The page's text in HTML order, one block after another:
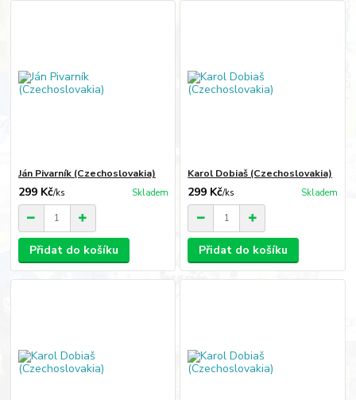
Ján Pivarník (Czechoslovakia)
299 Kč/ks Skladem
Přidat do košíku
Karol Dobiaš (Czechoslovakia)
299 Kč/ks Skladem
Přidat do košíku